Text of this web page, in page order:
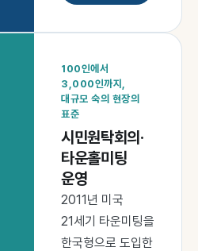
100인에서
3,000인까지,
대규모 숙의 현장의
표준
시민원탁회의·
타운홀미팅
운영
2011년 미국
21세기 타운미팅을
한국형으로 도입한